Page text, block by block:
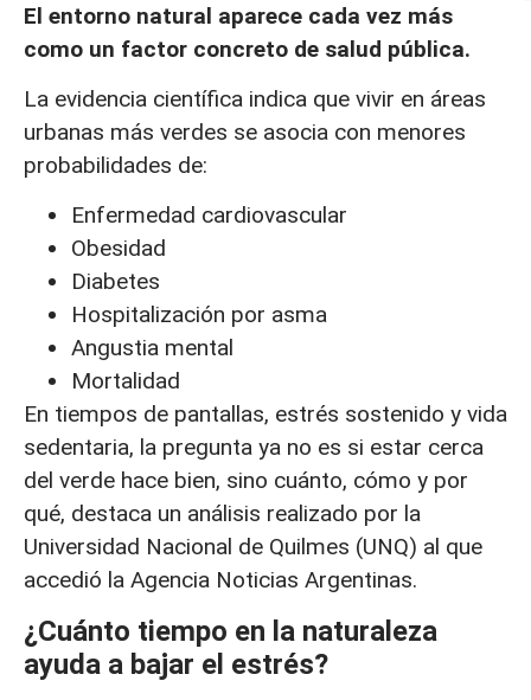
El entorno natural aparece cada vez más
como un factor concreto de salud pública.
La evidencia científica indica que vivir en áreas
urbanas más verdes se asocia con menores
probabilidades de:
Enfermedad cardiovascular
Obesidad
Diabetes
Hospitalización por asma
Angustia mental
Mortalidad
En tiempos de pantallas, estrés sostenido y vida
sedentaria, la pregunta ya no es si estar cerca
del verde hace bien, sino cuánto, cómo y por
qué, destaca un análisis realizado por la
Universidad Nacional de Quilmes (UNQ) al que
accedió la Agencia Noticias Argentinas.
¿Cuánto tiempo en la naturaleza
ayuda a bajar el estrés?